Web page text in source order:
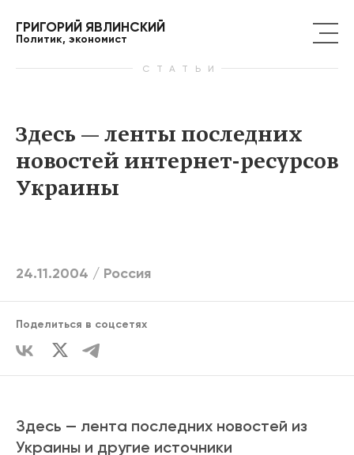
ГРИГОРИЙ ЯВЛИНСКИЙ
Политик, экономист
СТАТЬИ
Здесь — ленты последних
новостей интернет-ресурсов
Украины
24.11.2004 / Россия
Поделиться в соцсетях
Здесь — лента последних новостей из
Украины и другие источники